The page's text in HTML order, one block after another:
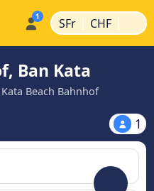
SFr | CHF |
Ban Kata
Beach Bahnhof
1